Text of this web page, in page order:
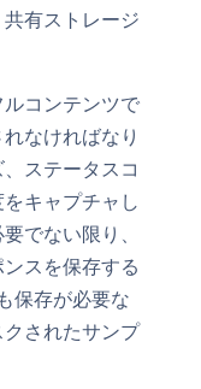
有ストレージ
コンテンツで
なければなり
ステータスコ
キャプチャし
でない限り、
スを保存する
保存が必要な
されたサンプ